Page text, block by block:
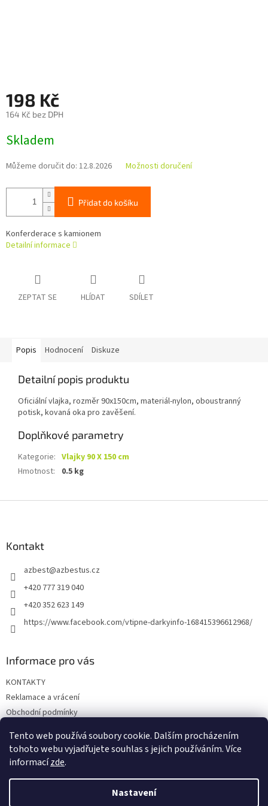
Tento web používá soubory cookie. Dalším procházením
tohoto webu vyjadřujete souhlas s jejich používáním. Více
informacízde.
Nastavení
198 Kč
164 Kč bez DPH
cena:
Skladem
Můžeme doručit do: 12.8.2026 Možnosti doručení
Přidat do košíku
Konferderace s kamionem
Detailní informace
ZEPTAT SE HLÍDAT SDÍLET
Popis Hodnocení Diskuze
Detailní popis produktu
Oficiální vlajka, rozměr 90x150cm, materiál-nylon, oboustranný
potisk, kovaná oka pro zavěšení.
Doplňkové parametry
Kategorie: Vlajky 90 X 150 cm
Hmotnost: 0.5 kg
Kontakt
azbest@azbestus.cz
+420 777 319 040
+420 352 623 149
https://www.facebook.com/vtipne-darkyinfo-168415396612968/
Informace pro vás
KONTAKTY
Reklamace a vrácení
Obchodní podmínky
Doprava a platba
Vytvořil Shoptet